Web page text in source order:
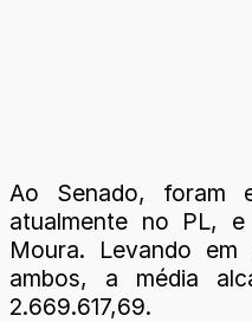
Ao Senado, foram
atualmente no PL,
Moura. Levando
ambos, a média
2.669.617,69.